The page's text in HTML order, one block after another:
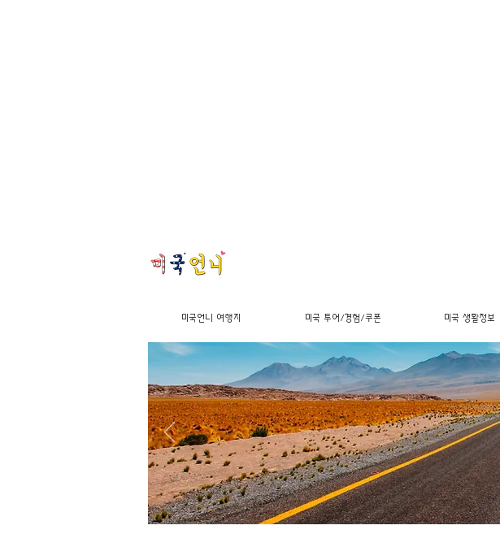
미국언니 여행지 미국 투어/경험/쿠폰 미국 생활정보